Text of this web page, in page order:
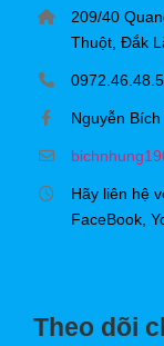
209/40
Thuột, Đắk
Nguyễn
Hãy liên hệ
FaceBook,
Theo dõi